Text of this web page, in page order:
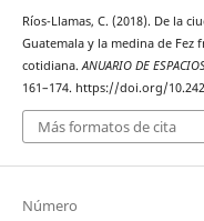
Ríos-Llamas, C. (2018). De la
Guatemala y la medina de Fez
cotidiana. ANUARIO DE
161–174. https://doi.org/
Más formatos de cita
Número